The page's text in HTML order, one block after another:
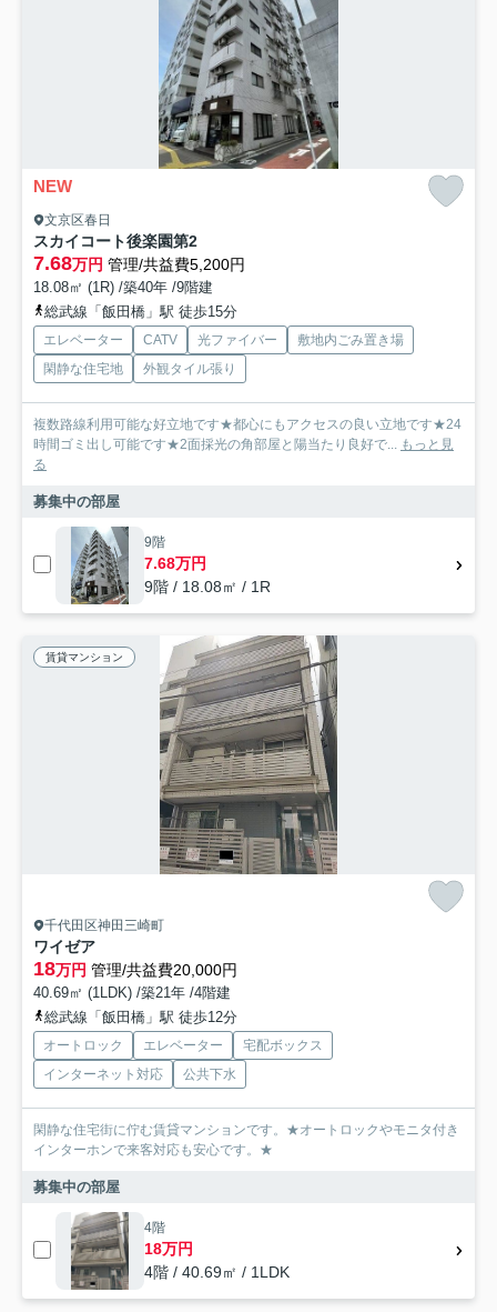
NEW
文京区春日
スカイコート後楽園第2
7.68万円 管理/共益費5,200円
18.08㎡ (1R) /築40年 /9階建
総武線「飯田橋」駅 徒歩15分
エレベーター CATV 光ファイバー
敷地内ごみ置き場
閑静な住宅地
外観タイル張り
複数路線利用可能な好立地です★都心にもアクセスの良い立地です★24
時間ゴミ出し可能です★2面採光の角部屋と陽当たり良好で... もっと見
る
募集中の部屋
9階
7.68万円
9階 / 18.08㎡ / 1R
賃貸マンション
千代田区神田三崎町
ワイゼア
18万円 管理/共益費20,000円
40.69㎡ (1LDK) /築21年 /4階建
総武線「飯田橋」駅 徒歩12分
オートロック エレベーター
宅配ボックス
インターネット対応
公共下水
閑静な住宅街に佇む賃貸マンションです。★オートロックやモニタ付き
インターホンで来客対応も安心です。★
募集中の部屋
4階
18万円
4階 / 40.69㎡ / 1LDK